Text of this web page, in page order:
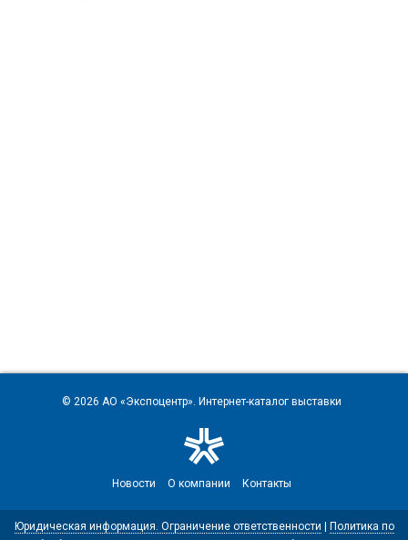
© 2026 АО «Экспоцентр». Интернет-каталог выставки
Новости О компании Контакты
Юридическая информация. Ограничение ответственности
Политика по